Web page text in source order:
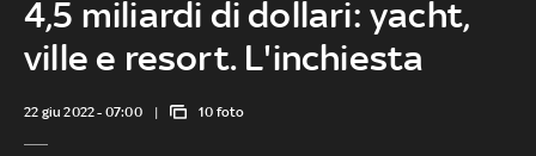
4,5 miliardi di dollari: yacht,
ville e resort. L'inchiesta
22 giu 2022 - 07:00 10 foto